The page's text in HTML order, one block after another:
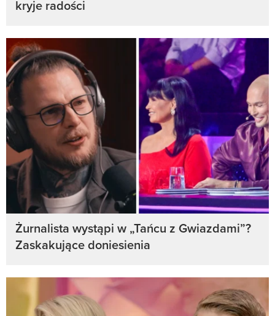
kryje radości
Żurnalista wystąpi w „Tańcu z Gwiazdami”?
Zaskakujące doniesienia